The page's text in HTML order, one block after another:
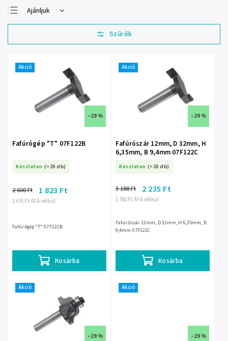
Ajánljuk
Legolcsóbb elöl
Legdrágább
termékek
Akció
–29 %
Fafúrógép "T" 07F122B
Készleten (>20 db)
1 435 Ft ÁFA nélkül
2 600 Ft 1 823 Ft
Kosárba
Fafúrógép "T" 07F122B
Akció
–29 %
Fafúrószár 12mm, D 32mm, H
6,35mm, B 9,4mm 07F122C
Készleten (>20 db)
1 760 Ft ÁFA nélkül
3 188 Ft 2 235 Ft
Kosárba
Fafúrószár 12mm, D 32mm, H 6,35mm, B
9,4mm 07F122C
Akció
–29 %
Akció
–29 %